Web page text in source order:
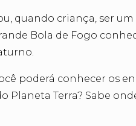
quando criança, ser
Bola de Fogo
poderá conhecer os
Planeta Terra? Sabe